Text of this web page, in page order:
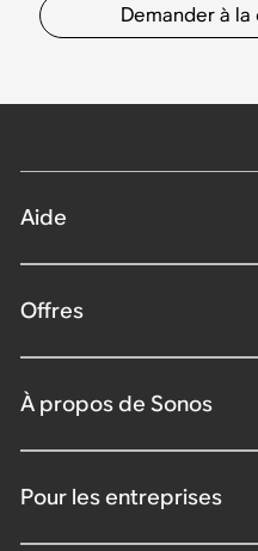
Demander à
Aide
Offres
À propos de Sonos
Pour les entreprises